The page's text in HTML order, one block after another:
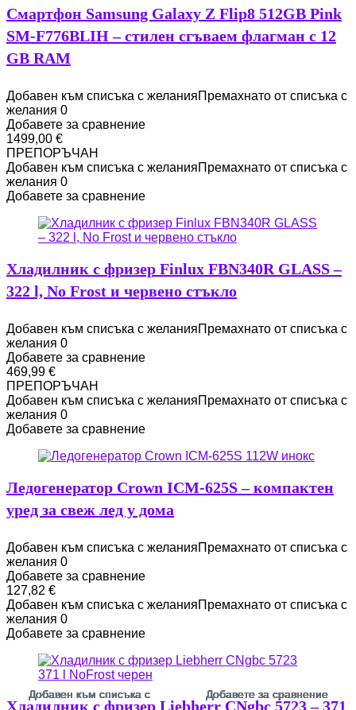
Добавен към списъка с Добавете за сравнение
Добавен към списъка с Добавете за сравнение
Добавен към списъка с Добавете за сравнение
Добавен към списъка с Добавете за сравнение
Добавен към списъка с Добавете за сравнение
Смартфон Samsung Galaxy Z Flip8 512GB Pink
SM-F776BLIH – стилен сгъваем флагман с 12
GB RAM
Добавен към списъка с желанияПремахнато от списъка с
желания 0
Добавете за сравнение
1499,00 €
ПРЕПОРЪЧАН
Добавен към списъка с желанияПремахнато от списъка с
желания 0
Добавете за сравнение
Хладилник с фризер Finlux FBN340R GLASS –
322 l, No Frost и червено стъкло
Добавен към списъка с желанияПремахнато от списъка с
желания 0
Добавете за сравнение
469,99 €
ПРЕПОРЪЧАН
Добавен към списъка с желанияПремахнато от списъка с
желания 0
Добавете за сравнение
Ледогенератор Crown ICM-625S – компактен
уред за свеж лед у дома
Добавен към списъка с желанияПремахнато от списъка с
желания 0
Добавете за сравнение
127,82 €
Добавен към списъка с желанияПремахнато от списъка с
желания 0
Добавете за сравнение
Хладилник с фризер Liebherr CNgbc 5723 – 371
Добавен към списъка с Добавете за сравнение
Добавен към списъка с Добавете за сравнение
Добавен към списъка с Добавете за сравнение
Добавен към списъка с Добавете за сравнение
Добавен към списъка с Добавете за сравнение
Добавен към списъка с Добавете за сравнение
Добавен към списъка с Добавете за сравнение
Добавен към списъка с Добавете за сравнение
Добавен към списъка с Добавете за сравнение
Добавен към списъка с Добавете за сравнение